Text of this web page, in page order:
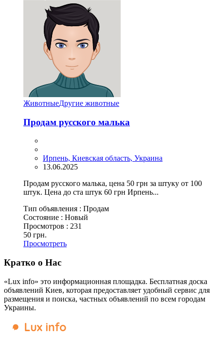
ЖивотныеДругие животные
Продам русского малька
Ирпень, Киевская область, Украина
13.06.2025
Продам русского малька, цена 50 грн за штуку от 100
штук. Цена до ста штук 60 грн Ирпень...
Тип объявления : Продам
Состояние : Новый
Просмотров : 231
50 грн.
Просмотреть
Кратко о Нас
«Lux info» это информационная площадка. Бесплатная доска
объявлений Киев, которая предоставляет удобный сервис для
размещения и поиска, частных объявлений по всем городам
Украины.